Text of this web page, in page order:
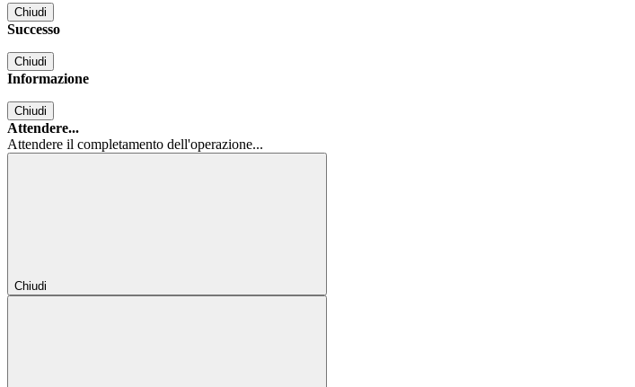
Chiudi
Successo
Chiudi
Informazione
Chiudi
Attendere...
Attendere il completamento dell'operazione...
Chiudi